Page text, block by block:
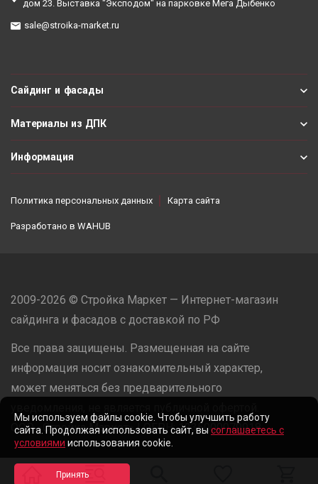
дом 23. Выставка "Эксподом" на парковке Мега Дыбенко
sale@stroika-market.ru
Сайдинг и фасады
Материалы из ДПК
Информация
Политика персональных данных Карта сайта
Разработано в WAHUB
2009-2026 © Стройка Маркет — Интернет-магазин
сайдинга и фасадов с доставкой по РФ
Все права защищены. Размещенная на сайте
информация носит ознакомительный характер,
может меняться без предварительного
ООО «Стройка Маркет» | ОГРН: 1235000079918
Разработано в
Мы используем файлы cookie. Чтобы улучшить работу
сайта. Продолжая использовать сайт, вы соглашаетесь с
условиями использования cookie.